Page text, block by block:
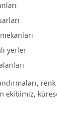
yerler
ekibimiz,